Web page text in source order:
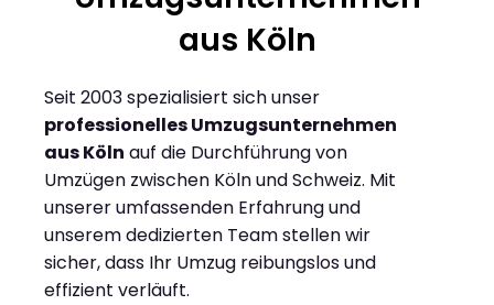
aus Köln
Seit 2003 spezialisiert sich unser
professionelles Umzugsunternehmen
aus Köln auf die Durchführung von
Umzügen zwischen Köln und Schweiz. Mit
unserer umfassenden Erfahrung und
unserem dedizierten Team stellen wir
sicher, dass Ihr Umzug reibungslos und
effizient verläuft.